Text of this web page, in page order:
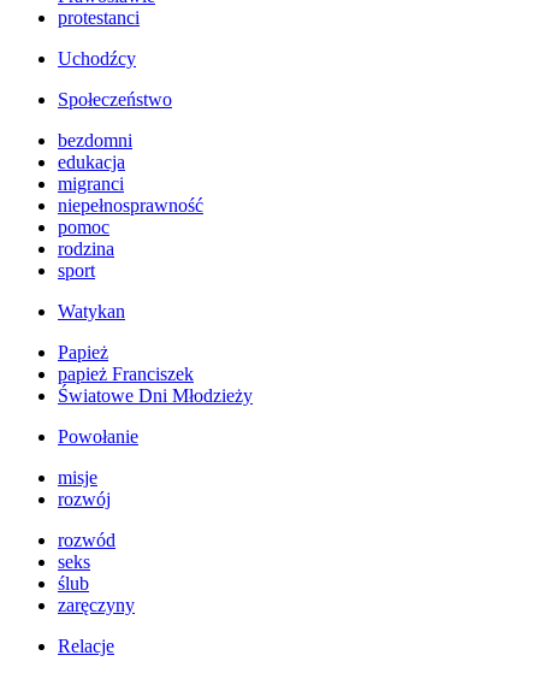
protestanci
Uchodźcy
Społeczeństwo
bezdomni
edukacja
migranci
niepełnosprawność
pomoc
rodzina
sport
Watykan
Papież
papież Franciszek
Światowe Dni Młodzieży
Powołanie
misje
rozwój
rozwód
seks
ślub
zaręczyny
Relacje